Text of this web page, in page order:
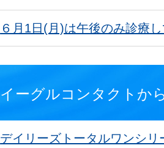
６月1日(月)は午後のみ診療
イーグルコンタクトか
デイリーズトータルワンシ